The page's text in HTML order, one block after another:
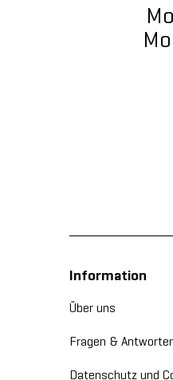
Information
Über uns
Fragen &
Datenschutz und